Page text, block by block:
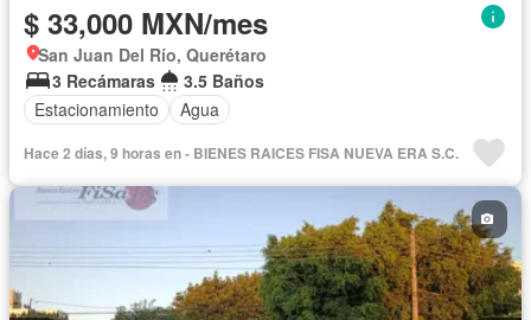
$ 33,000 MXN/mes
San Juan Del Río, Querétaro
3 Recámaras
3.5 Baños
Estacionamiento
Agua
Hace 2 días, 9 horas en - BIENES RAICES FISA NUEVA ERA S.C.